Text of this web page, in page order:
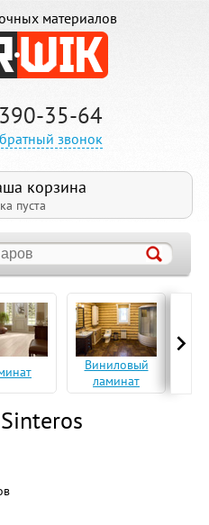
материалов
35-64
звонок
корзина
пуста
Виниловый
ламинат